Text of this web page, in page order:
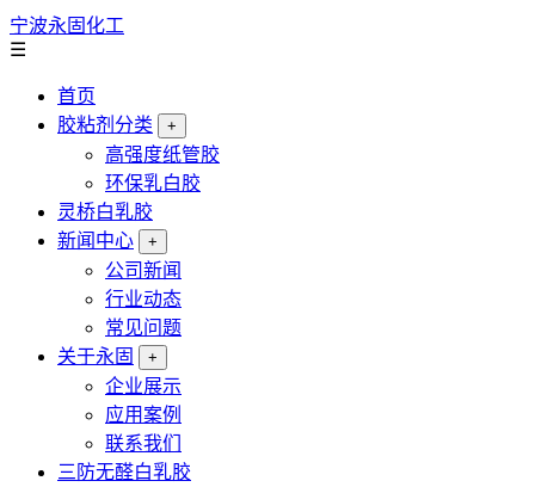
宁波永固化工
☰
首页
胶粘剂分类
+
高强度纸管胶
环保乳白胶
灵桥白乳胶
新闻中心
+
公司新闻
行业动态
常见问题
关于永固
+
企业展示
应用案例
联系我们
三防无醛白乳胶